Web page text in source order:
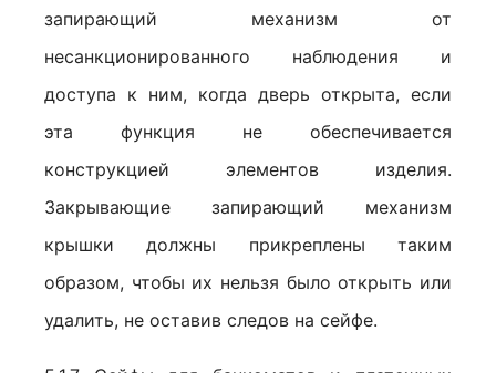
запирающий механизм от
несанкционированного наблюдения и
доступа к ним, когда дверь открыта, если
эта функция не обеспечивается
конструкцией элементов изделия.
Закрывающие запирающий механизм
крышки должны прикреплены таким
образом, чтобы их нельзя было открыть или
удалить, не оставив следов на сейфе.